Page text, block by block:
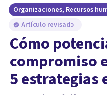
Organizaciones, Recursos
Artículo revisado
Cómo
compromiso
5 estrategias